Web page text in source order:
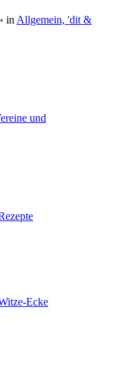
in Allgemein, 'dit &
und
Ecke